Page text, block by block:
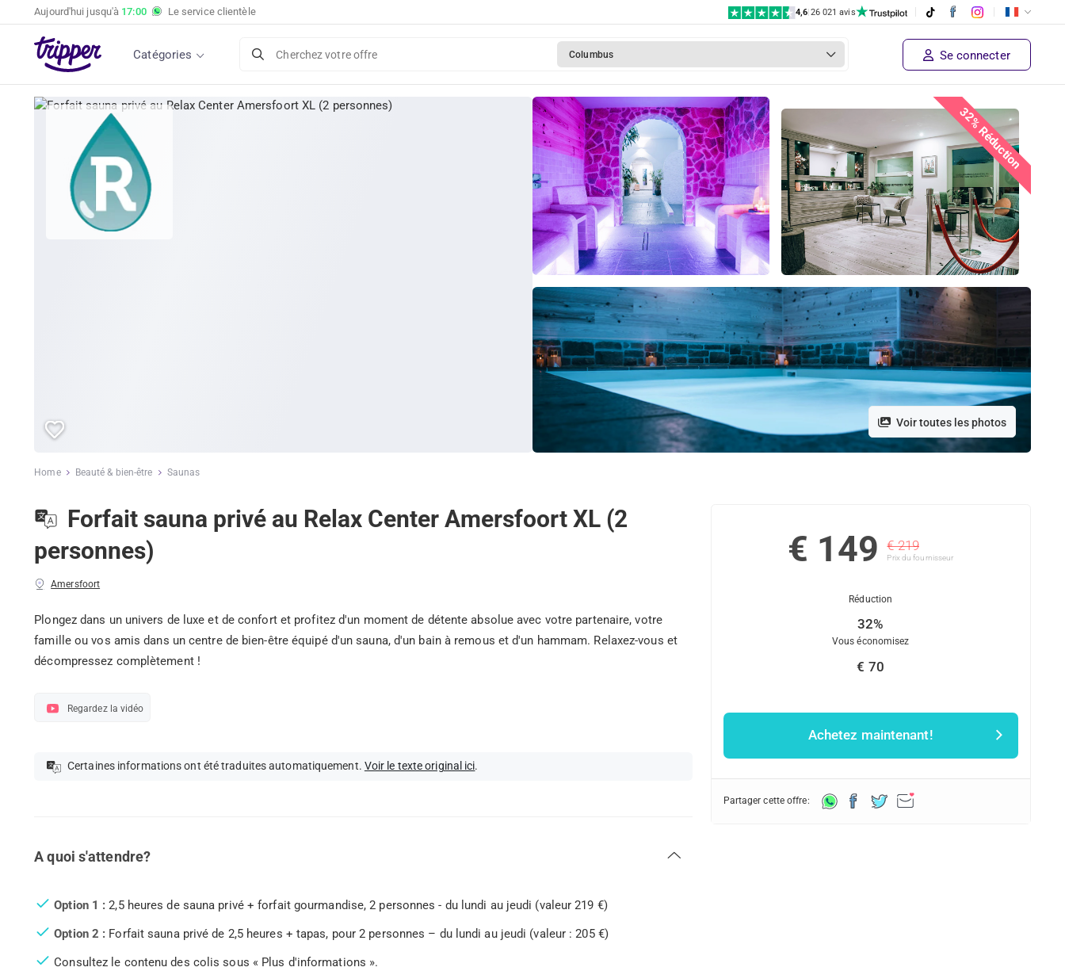
Aujourd'hui jusqu'à 17:00 Le service clientèle 4,6|26 021 avis
Catégories Cherchez votre offre Columbus Se connecter
32% Réduction
Voir toutes les photos
Home Beauté & bien-être Saunas
Forfait sauna privé au Relax Center Amersfoort XL (2
personnes)
Amersfoort
Plongez dans un univers de luxe et de confort et profitez d'un moment de détente absolue avec votre partenaire, votre
famille ou vos amis dans un centre de bien-être équipé d'un sauna, d'un bain à remous et d'un hammam. Relaxez-vous et
décompressez complètement !
Regardez la vidéo
Certaines informations ont été traduites automatiquement. Voir le texte original ici.
A quoi s'attendre?
Option 1 : 2,5 heures de sauna privé + forfait gourmandise, 2 personnes - du lundi au jeudi (valeur 219 €)
Option 2 : Forfait sauna privé de 2,5 heures + tapas, pour 2 personnes – du lundi au jeudi (valeur : 205 €)
Consultez le contenu des colis sous « Plus d'informations ».
€ 149 € 219
Prix ​​du fournisseur
Réduction
32%
Vous économisez
€ 70
Achetez maintenant!
Partager cette offre: